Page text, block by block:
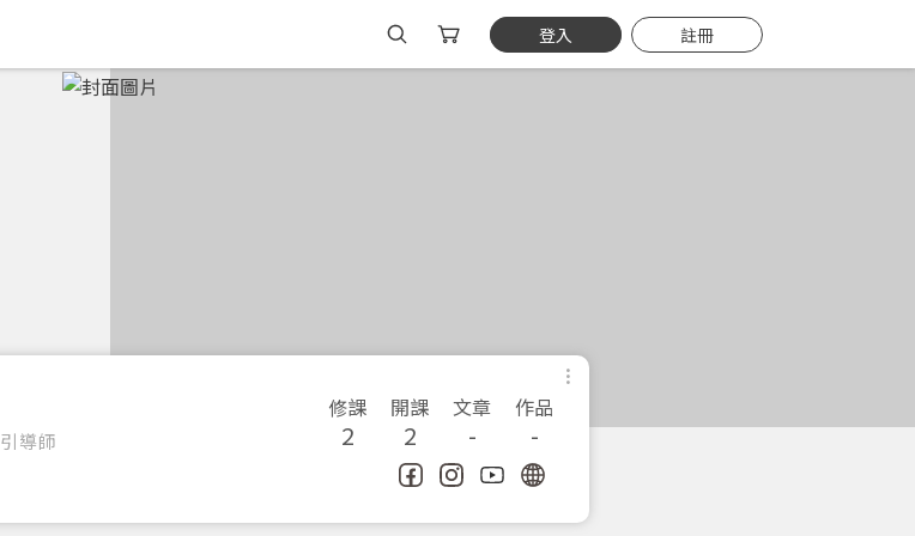
登入 註冊
導師
修課
2
開課
2
文章
-
作品
-